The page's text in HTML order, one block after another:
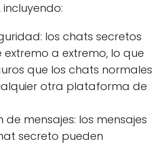
los chats secretos
a extremo, lo que
que los chats normales
otra plataforma de
mensajes: los mensajes
secreto pueden